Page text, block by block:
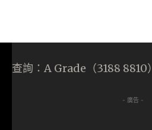
查詢：A Grade（3188 8810）
- 廣告 -